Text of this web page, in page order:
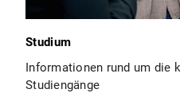
Studium
Informationen rund um die
Studiengänge